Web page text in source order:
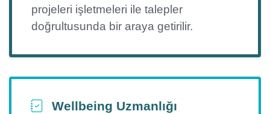
projeleri işletmeleri ile talepler
doğrultusunda bir araya getirilir.
Wellbeing Uzmanlığı